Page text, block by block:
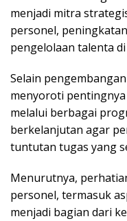
menjadi mitra
personel,
pengelolaan talenta
Selain
menyoroti
melalui berbagai
berkelanjutan agar
tuntutan tugas yang
Menurutnya,
personel, termasuk
menjadi bagian dari